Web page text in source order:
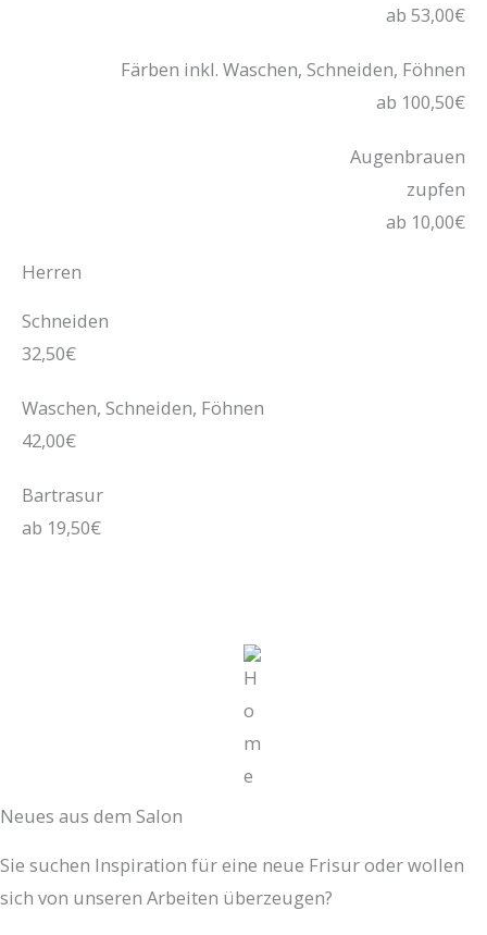
ab 53,00€
Färben inkl. Waschen, Schneiden, Föhnen
ab 100,50€
Augenbrauen
zupfen
ab 10,00€
Herren
Schneiden
32,50€
Waschen, Schneiden, Föhnen
42,00€
Bartrasur
ab 19,50€
Neues aus dem Salon
Sie suchen Inspiration für eine neue Frisur oder wollen
sich von unseren Arbeiten überzeugen?